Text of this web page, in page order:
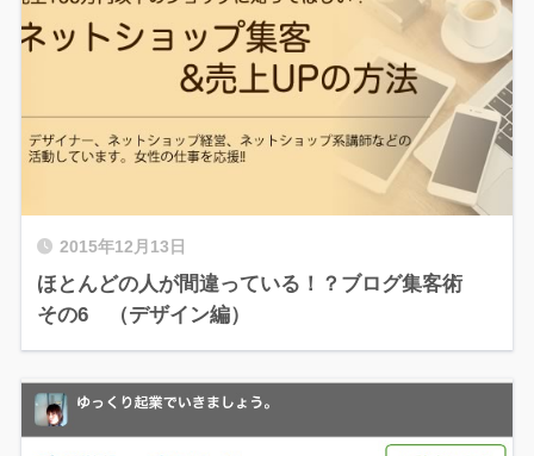
2015年12月13日
ほとんどの人が間違っている！？ブログ集客術
その6 （デザイン編）